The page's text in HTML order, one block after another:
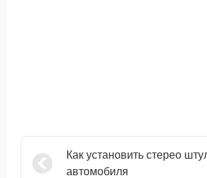
Как установить стерео
автомобиля